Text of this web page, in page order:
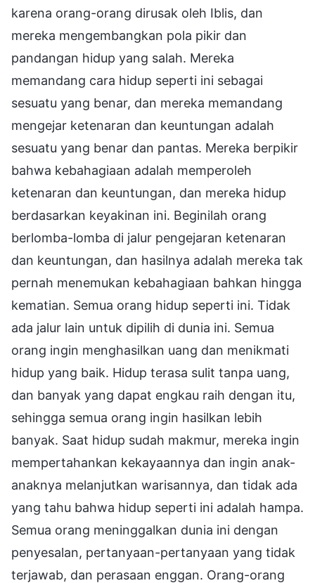
karena orang-orang dirusak oleh Iblis, dan
mereka mengembangkan pola pikir dan
pandangan hidup yang salah. Mereka
memandang cara hidup seperti ini sebagai
sesuatu yang benar, dan mereka memandang
mengejar ketenaran dan keuntungan adalah
sesuatu yang benar dan pantas. Mereka berpikir
bahwa kebahagiaan adalah memperoleh
ketenaran dan keuntungan, dan mereka hidup
berdasarkan keyakinan ini. Beginilah orang
berlomba-lomba di jalur pengejaran ketenaran
dan keuntungan, dan hasilnya adalah mereka tak
pernah menemukan kebahagiaan bahkan hingga
kematian. Semua orang hidup seperti ini. Tidak
ada jalur lain untuk dipilih di dunia ini. Semua
orang ingin menghasilkan uang dan menikmati
hidup yang baik. Hidup terasa sulit tanpa uang,
dan banyak yang dapat engkau raih dengan itu,
sehingga semua orang ingin hasilkan lebih
banyak. Saat hidup sudah makmur, mereka ingin
mempertahankan kekayaannya dan ingin anak-
anaknya melanjutkan warisannya, dan tidak ada
yang tahu bahwa hidup seperti ini adalah hampa.
Semua orang meninggalkan dunia ini dengan
penyesalan, pertanyaan-pertanyaan yang tidak
terjawab, dan perasaan enggan. Orang-orang